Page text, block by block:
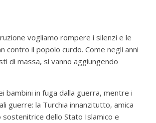
vogliamo rompere i silenzi e le
contro il popolo curdo. Come negli anni
di massa, si vanno aggiungendo
bambini in fuga dalla guerra, mentre i
guerre: la Turchia innanzitutto, amica
dello Stato Islamico e